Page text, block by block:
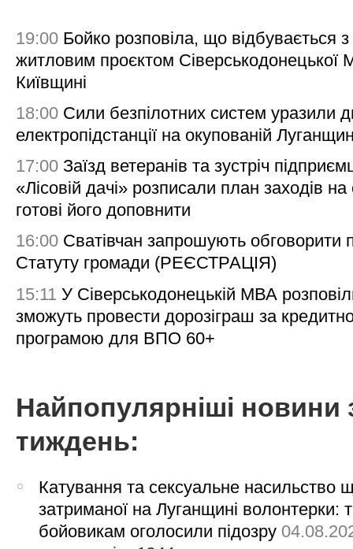
19:00 Бойко розповіла, що відбувається з
житловим проєктом Сіверськодонецької
Київщині
18:00 Сили безпілотних систем уразили
електропідстанції на окупованій
17:00 Заїзд ветеранів та зустріч
«Лісовій дачі» розписали план заходів на
готові його доповнити
16:00 Сватівчан запрошують обговорити
Статуту громади (РЕЄСТРАЦІЯ)
15:11 У Сіверськодонецькій МВА
зможуть провести дорозіграш за
програмою для ВПО 60+
Найпопулярніші новини
тиждень:
Катування та сексуальне насильство
затриманої на Луганщині волонтерки:
бойовикам оголосили підозру